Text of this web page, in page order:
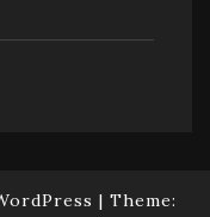
| Theme: